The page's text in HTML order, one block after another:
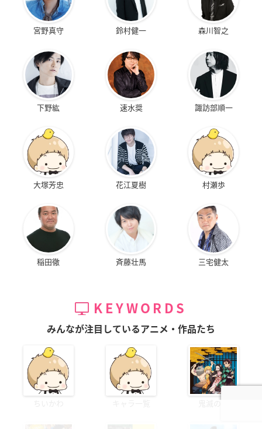
宮野真守 鈴村健一 森川智之
下野紘 速水奨 諏訪部順一
大塚芳忠 花江夏樹 村瀬歩
稲田徹 斉藤壮馬 三宅健太
KEYWORDS
みんなが注目しているアニメ・作品たち
鬼滅の刃